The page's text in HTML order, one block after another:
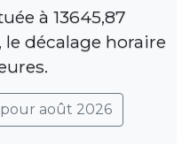
à 13645,87
décalage horaire
août 2026